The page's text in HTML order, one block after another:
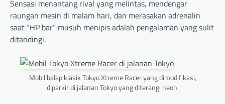
Sensasi menantang rival yang melintas, mendengar
raungan mesin di malam hari, dan merasakan adrenalin
saat “HP bar” musuh menipis adalah pengalaman yang sulit
ditandingi.
Mobil balap klasik Tokyo Xtreme Racer yang dimodifikasi,
diparkir di jalanan Tokyo yang diterangi neon.